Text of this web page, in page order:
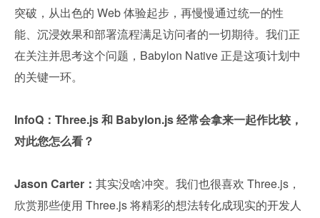
突破，从出色的 Web 体验起步，再慢慢通过统一的性
能、沉浸效果和部署流程满足访问者的一切期待。我们正
在关注并思考这个问题，Babylon Native 正是这项计划中
的关键一环。
InfoQ：Three.js 和 Babylon.js 经常会拿来一起作比较，
对此您怎么看？
Jason Carter： 其实没啥冲突。我们也很喜欢 Three.js，
欣赏那些使用 Three.js 将精彩的想法转化成现实的开发人